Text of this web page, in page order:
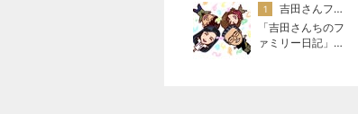
1
吉田さんファミリー
「吉田さんちのフ
ァミリー日記」Po